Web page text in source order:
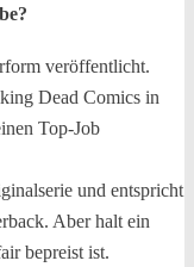
veröffentlicht.
Dead Comics in
Top-Job
und entspricht
Aber halt ein
bepreist ist.